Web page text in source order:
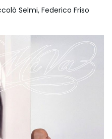
Selmi, Federico Friso